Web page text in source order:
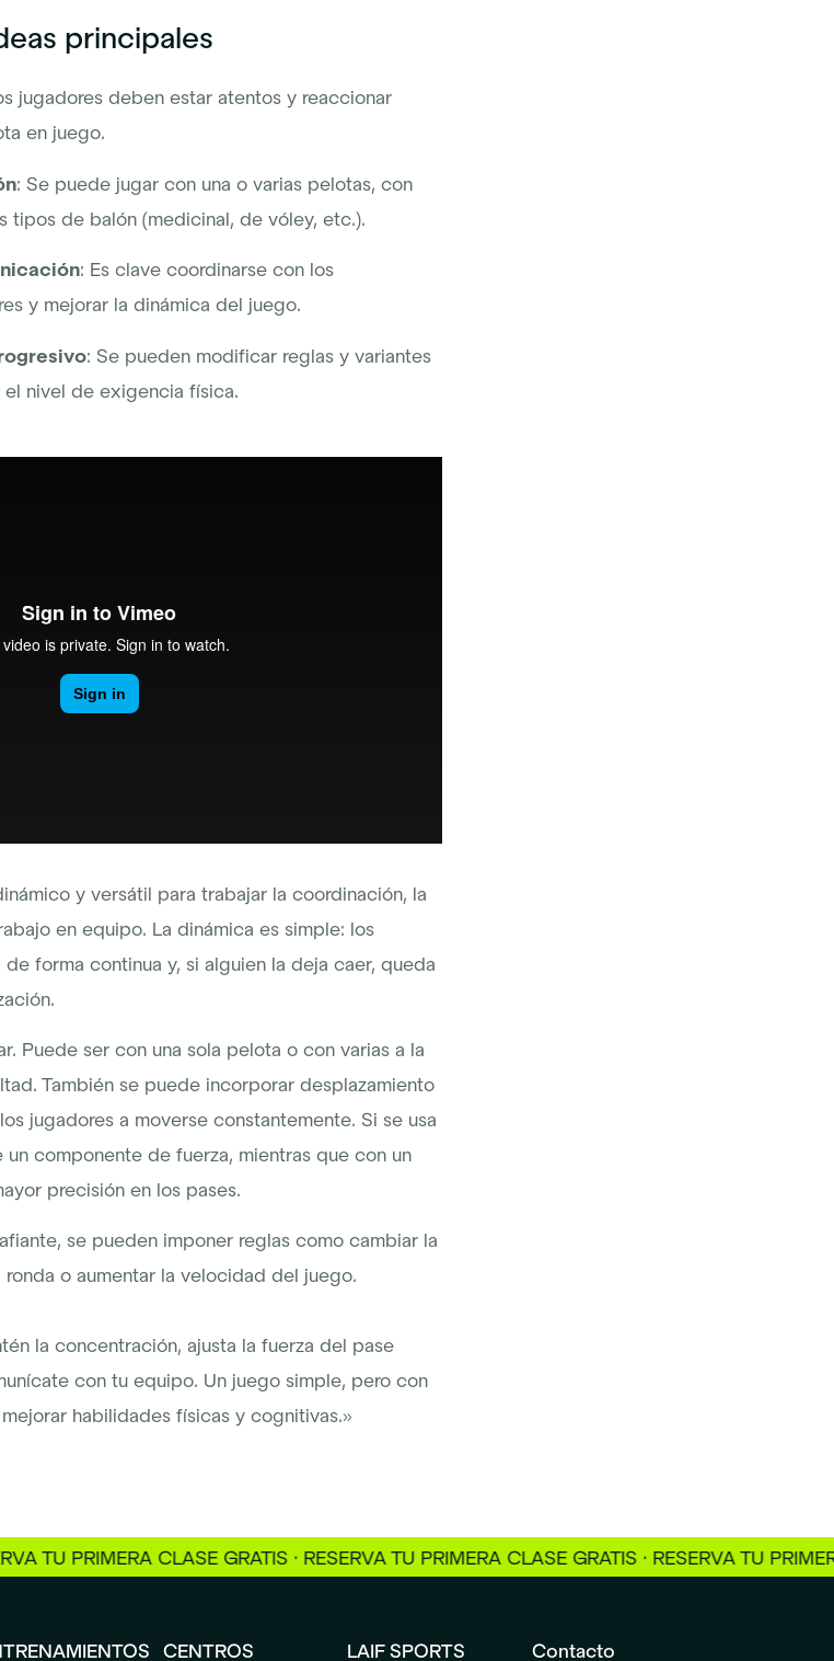
principales
jugadores deben estar atentos y reaccionar
en juego.
: Se puede jugar con una o varias pelotas, con
tipos de balón (medicinal, de vóley, etc.).
: Es clave coordinarse con los
y mejorar la dinámica del juego.
: Se pueden modificar reglas y variantes
nivel de exigencia física.
y versátil para trabajar la coordinación, la
en equipo. La dinámica es simple: los
forma continua y, si alguien la deja caer, queda
Puede ser con una sola pelota o con varias a la
También se puede incorporar desplazamiento
jugadores a moverse constantemente. Si se usa
un componente de fuerza, mientras que con un
precisión en los pases.
se pueden imponer reglas como cambiar la
o aumentar la velocidad del juego.
la concentración, ajusta la fuerza del pase
con tu equipo. Un juego simple, pero con
habilidades físicas y cognitivas.»
CLASE GRATIS · RESERVA TU PRIMERA CLASE GRATIS · RESERVA TU PRIMERA
CENTROS LAIF SPORTS Contacto